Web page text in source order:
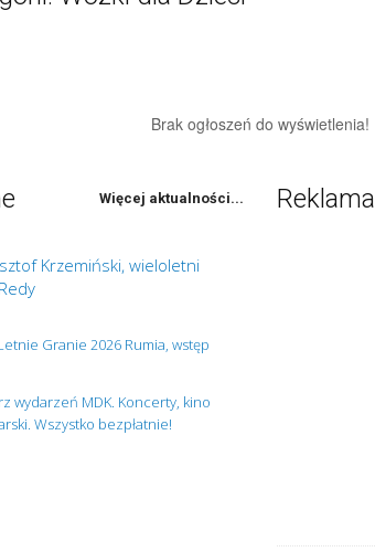
Brak ogłoszeń do wyświetlenia!
Więcej aktualności...
Krzemiński, wieloletni
Granie 2026 Rumia, wstęp
wydarzeń MDK. Koncerty, kino
Wszystko bezpłatnie!
Reklama